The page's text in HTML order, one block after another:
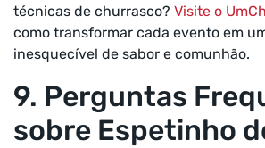
técnicas de churrasco? Visite o
como transformar cada evento em
inesquecível de sabor e comunhão.
9. Perguntas
sobre Espetinho